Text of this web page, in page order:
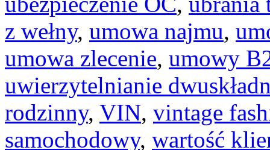
z wełny, umowa najmu,
umowa zlecenie, umowy
uwierzytelnianie
rodzinny, VIN, vintage
samochodowy, wartość